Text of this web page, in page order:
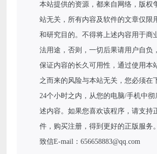
本站提供的资源，都来自网络，版权
站无关，所有内容及软件的文章仅限
和研究目的。不得将上述内容用于商
法用途，否则，一切后果请用户自负
保证内容的长久可用性，通过使用本
之而来的风险与本站无关，您必须在
24个小时之内，从您的电脑/手机中彻
述内容。如果您喜欢该程序，请支持
件，购买注册，得到更好的正版服务
致信E-mail：656658883@qq.com